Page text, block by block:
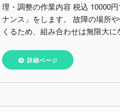
理・調整の作業内容 税込 10000
ナンス」をします。 故障の場所
くるため、組み合わせは無限大に
詳細ページ